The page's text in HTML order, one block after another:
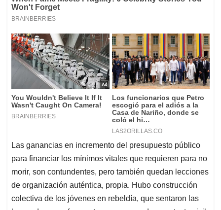
Las ganancias en incremento del presupuesto público
para financiar los mínimos vitales que requieren para no
morir, son contundentes, pero también quedan lecciones
de organización auténtica, propia. Hubo construcción
colectiva de los jóvenes en rebeldía, que sentaron las